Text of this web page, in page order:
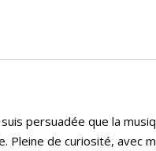
persuadée que la
Pleine de curiosité, avec